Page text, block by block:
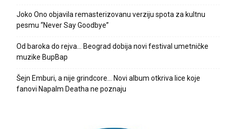
Joko Ono objavila remasterizovanu verziju spota za kultnu
pesmu “Never Say Goodbye”
Od baroka do rejva… Beograd dobija novi festival umetničke
muzike BupBap
Šejn Emburi, a nije grindcore… Novi album otkriva lice koje
fanovi Napalm Deatha ne poznaju